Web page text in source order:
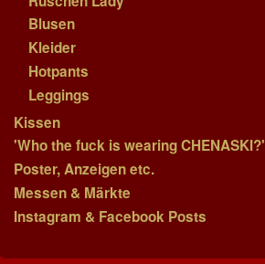
Blusen
Kleider
Hotpants
Leggings
Kissen
'Who the fuck is wearing CHENASKI?'
Poster, Anzeigen etc.
Messen & Märkte
Instagram & Facebook Posts